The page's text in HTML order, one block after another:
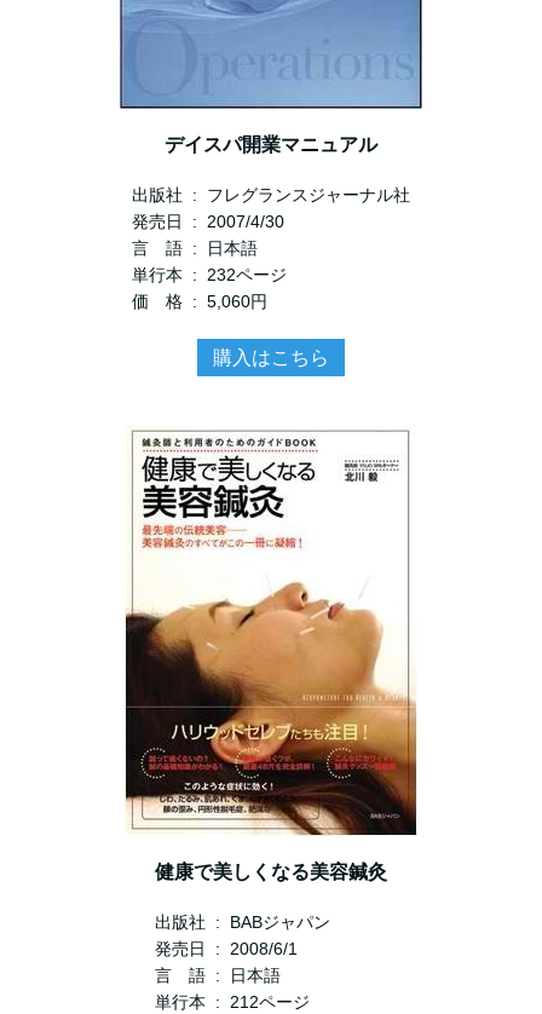
デイスパ開業マニュアル
出版社 ‏ : ‎ フレグランスジャーナル社
発売日 ‏ : ‎ 2007/4/30
言 語 ‏ : ‎ 日本語
単行本 ‏ : ‎ 232ページ
価 格 ‏ : ‎ 5,060円
購入はこちら
健康で美しくなる美容鍼灸
出版社 ‏ : ‎ BABジャパン
発売日 ‏ : ‎ 2008/6/1
言 語 ‏ : ‎ 日本語
単行本 ‏ : ‎ 212ページ